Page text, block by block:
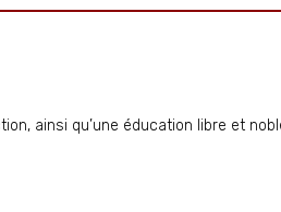
ainsi qu’une éducation libre et